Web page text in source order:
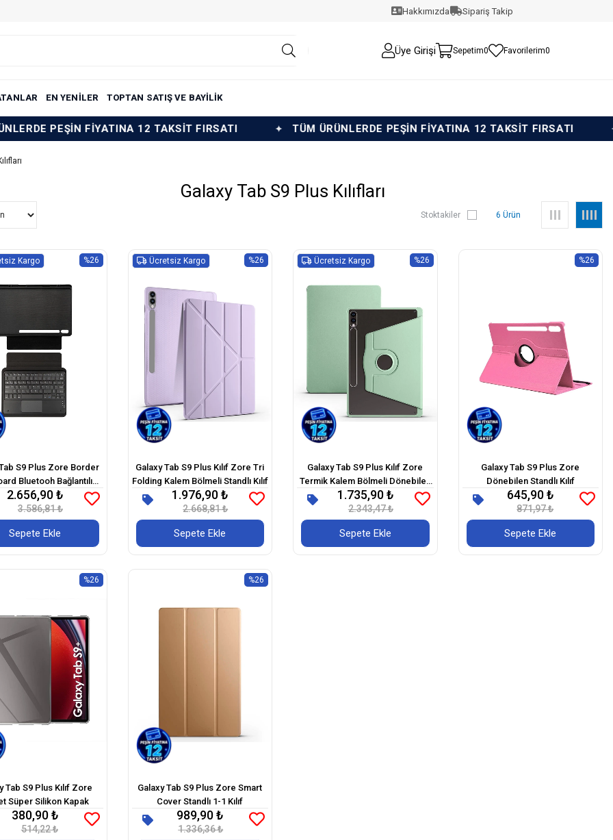
Hakkımızda Sipariş Takip
Üye Girişi Sepetim0 Favorilerim0
EN YENİLER TOPTAN SATIŞ VE BAYİLİK
FİYATINA 12 TAKSİT FIRSATI TÜM ÜRÜNLERDE PEŞİN FİYATINA 12 TAKSİT FIRSATI TÜM
Galaxy Tab S9 Plus Kılıfları
Stoktakiler 6 Ürün
S9 Plus Zore Border
Bluetooh Bağlantılı
Klavyeli Tablet Kılıfı
2.656,90 ₺
3.586,81 ₺
Sepete Ekle
%26
Kargo
Galaxy Tab S9 Plus Kılıf Zore Tri
Folding Kalem Bölmeli Standlı Kılıf
1.976,90 ₺
2.668,81 ₺
Sepete Ekle
%26
Ücretsiz Kargo
Galaxy Tab S9 Plus Kılıf Zore
Termik Kalem Bölmeli Dönebilen
Standlı Kılıf
1.735,90 ₺
2.343,47 ₺
Sepete Ekle
%26
Ücretsiz Kargo
Galaxy Tab S9 Plus Zore
Dönebilen Standlı Kılıf
645,90 ₺
871,97 ₺
Sepete Ekle
%26
Tab S9 Plus Kılıf Zore
Süper Silikon Kapak
380,90 ₺
514,22 ₺
%26
Galaxy Tab S9 Plus Zore Smart
Cover Standlı 1-1 Kılıf
989,90 ₺
1.336,36 ₺
%26